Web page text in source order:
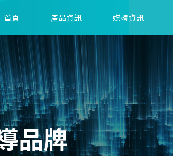
首頁 產品資訊 媒體資訊
品牌